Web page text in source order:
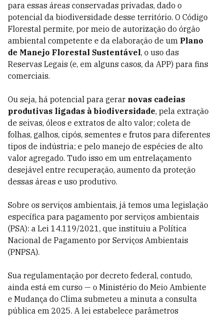
para essas áreas conservadas privadas, dado o
potencial da biodiversidade desse território. O Código
Florestal permite, por meio de autorização do órgão
ambiental competente e da elaboração de um Plano
de Manejo Florestal Sustentável, o uso das
Reservas Legais (e, em alguns casos, da APP) para fins
comerciais.
Ou seja, há potencial para gerar novas cadeias
produtivas ligadas à biodiversidade, pela extração
de seivas, óleos e extratos de alto valor; coleta de
folhas, galhos, cipós, sementes e frutos para diferentes
tipos de indústria; e pelo manejo de espécies de alto
valor agregado. Tudo isso em um entrelaçamento
desejável entre recuperação, aumento da proteção
dessas áreas e uso produtivo.
Sobre os serviços ambientais, já temos uma legislação
específica para pagamento por serviços ambientais
(PSA): a Lei 14.119/2021, que instituiu a Política
Nacional de Pagamento por Serviços Ambientais
(PNPSA).
Sua regulamentação por decreto federal, contudo,
ainda está em curso — o Ministério do Meio Ambiente
e Mudança do Clima submeteu a minuta a consulta
pública em 2025. A lei estabelece parâmetros